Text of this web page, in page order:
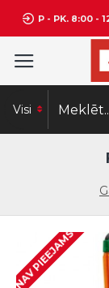
P - PK. 8:00 -
Visi
NAV PIEEJAMS